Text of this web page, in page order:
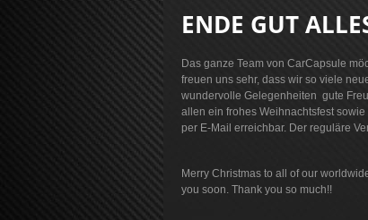
ENDE GUT
Das ganze Team von CarCapsule
freuen uns sehr, dass wir so viele
wundervolle Gelegenheiten gute
allen ein frohes Weihnachtsfest
per E-Mail erreichbar. Der reguläre
Merry Christmas to all of our
you soon. Thank you so much!!